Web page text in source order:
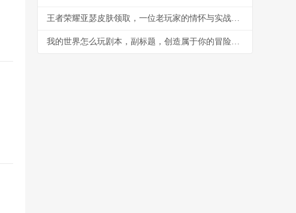
王者荣耀亚瑟皮肤领取，一位老玩家的情怀与实战指南
我的世界怎么玩剧本，副标题，创造属于你的冒险史诗